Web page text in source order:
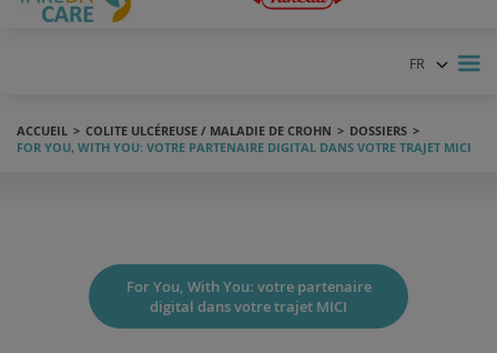
FR
ACCUEIL COLITE ULCÉREUSE / MALADIE DE CROHN
DOSSIERS
FOR YOU, WITH YOU: VOTRE PARTENAIRE DIGITAL DANS VOTRE TRAJET MICI
For You, With You: votre partenaire
digital dans votre trajet MICI